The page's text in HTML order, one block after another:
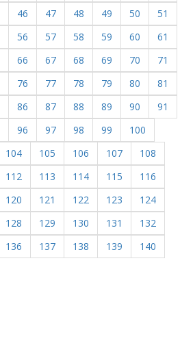
46 47 48 49 50
51
56 57 58 59 60
61
66 67 68 69 70
71
76 77 78 79 80
81
86 87 88 89 90
91
96 97 98 99
100
104 105 106 107
108
112 113 114 115
116
120 121 122 123
124
128 129 130 131
132
136 137 138 139
140